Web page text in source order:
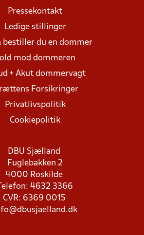
Pressekontakt
Ledige stillinger
bestiller du en dommer
mod dommeren
+ Akut dommervagt
Forsikringer
Privatlivspolitik
Cookiepolitik
DBU Sjælland
Fuglebakken 2
4000 Roskilde
Telefon: 4632 3366
CVR: 6369 0015